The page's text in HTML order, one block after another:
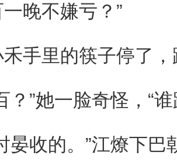
晚不嫌亏？”
里的筷子停了，
”她一脸奇怪，“谁
收的。”江燎下巴